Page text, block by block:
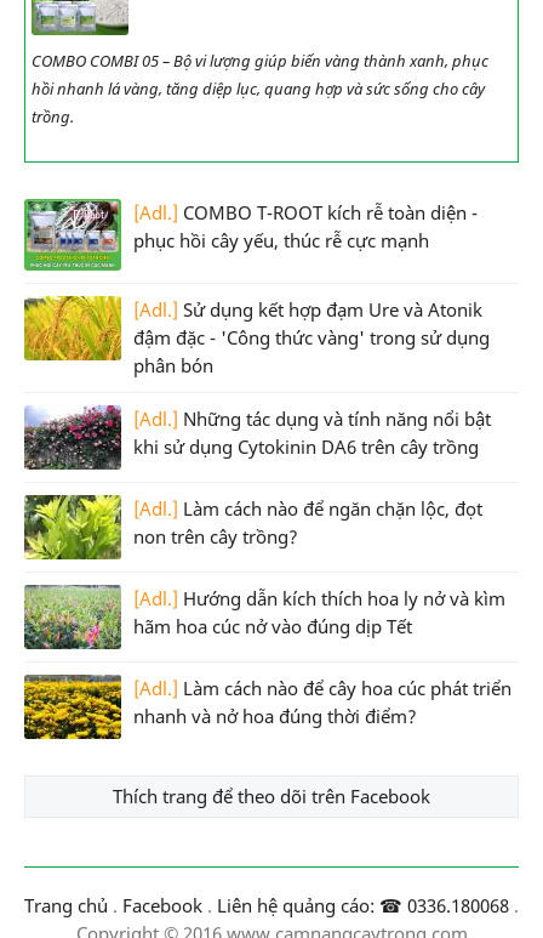
COMBO COMBI 05 – Bộ vi lượng giúp biến vàng thành xanh, phục
hồi nhanh lá vàng, tăng diệp lục, quang hợp và sức sống cho cây
trồng.
[Adl.] COMBO T-ROOT kích rễ toàn diện -
phục hồi cây yếu, thúc rễ cực mạnh
[Adl.] Sử dụng kết hợp đạm Ure và Atonik
đậm đặc - 'Công thức vàng' trong sử dụng
phân bón
[Adl.] Những tác dụng và tính năng nổi bật
khi sử dụng Cytokinin DA6 trên cây trồng
[Adl.] Làm cách nào để ngăn chặn lộc, đọt
non trên cây trồng?
[Adl.] Hướng dẫn kích thích hoa ly nở và kìm
hãm hoa cúc nở vào đúng dịp Tết
[Adl.] Làm cách nào để cây hoa cúc phát triển
nhanh và nở hoa đúng thời điểm?
Thích trang để theo dõi trên Facebook
Trang chủ . Facebook . Liên hệ quảng cáo: ☎ 0336.180068 .
Copyright © 2016 www.camnangcaytrong.com